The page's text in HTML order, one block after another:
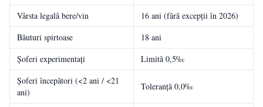
Vârsta legală bere/vin
16 ani (fără excepții în 2026)
Băuturi spirtoase
18 ani
Șoferi experimentați
Limită 0,5‰
Șoferi începători (<2 ani / <21
ani)
Toleranță 0,0‰